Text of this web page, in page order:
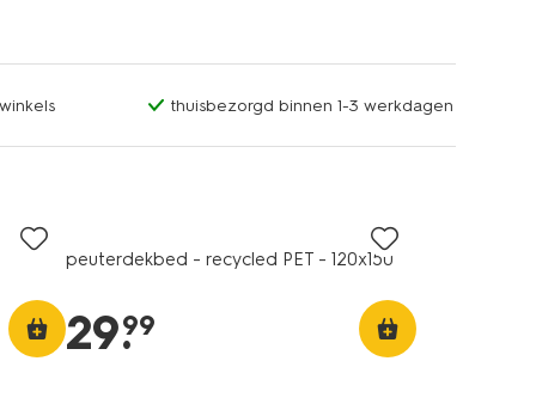
thuisbezorgd binnen 1-3 werkdagen
peuterdekbed - recycled PET - 120x150
29.
99